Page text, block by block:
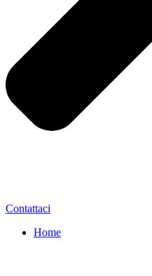
Contattaci
Home